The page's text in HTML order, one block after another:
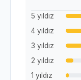
5 yıldız
4 yıldız
3 yıldız
2 yıldız
1 yıldız